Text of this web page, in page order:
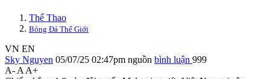
Thể Thao
Bóng Đá Thế Giới
VN EN
Sky Nguyen 05/07/25 02:47pm nguồn bình luận 999
A- A A+